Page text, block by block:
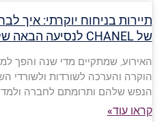
תיירות בניחוח יוקרתי: איך
של CHANEL לנסיעה הבאה שלכם?
האירוע, שמתקיים מדי שנה והפך
הוקרה והערכה לשורדות ולשורדי
הנפש שלהם ותרומתם לחברה
קראו עוד»